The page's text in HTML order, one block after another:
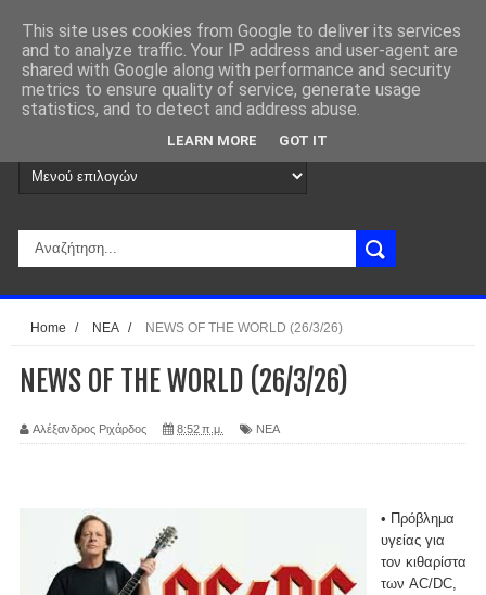
Home / ΝΕΑ / NEWS OF THE WORLD (26/3/26)
NEWS OF THE WORLD (26/3/26)
Αλέξανδρος Ριχάρδος 8:52 π.μ. ΝΕΑ
• Πρόβλημα
υγείας για
τον κιθαρίστα
των AC/DC,
This site uses cookies from Google to deliver its services
and to analyze traffic. Your IP address and user-agent are
shared with Google along with performance and security
metrics to ensure quality of service, generate usage
statistics, and to detect and address abuse.
LEARN MORE GOT IT